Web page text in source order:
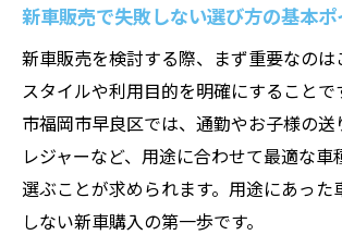
快適カーライフへ導くオプショ
オプション選びで得する新車
新車販売で人気のオプション
見落とせない新車販売のオプ
ク項目
福岡市早良区で注目の新車販売事情
新車販売で失敗しない選び方の基本ポ
新車販売を検討する際、まず重要なのは
スタイルや利用目的を明確にすることで
市福岡市早良区では、通勤やお子様の
レジャーなど、用途に合わせて最適な車
選ぶことが求められます。用途にあった
しない新車購入の第一歩です。